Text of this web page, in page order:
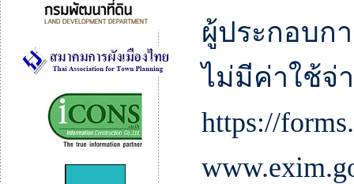
ผู้ประกอบก
ไม่มีค่าใช้จ่
https://